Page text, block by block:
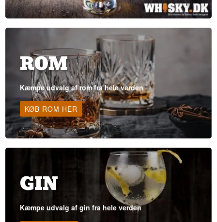
ROM
Kæmpe udvalg af rom fra hele verden
KØB ROM HER
GIN
Kæmpe udvalg af gin fra hele verden